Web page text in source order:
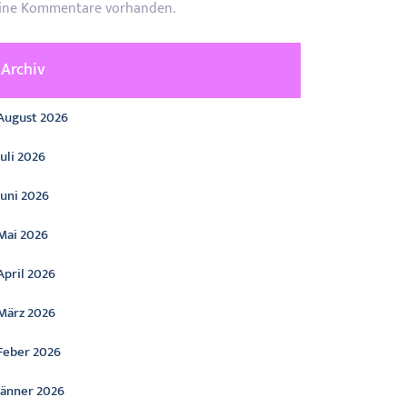
Kommentare vorhanden.
Archiv
2026
2026
2026
2026
2026
2026
2026
2026